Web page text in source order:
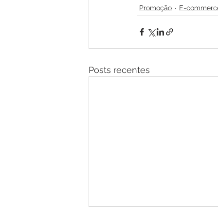
Promoção E-
Posts recentes